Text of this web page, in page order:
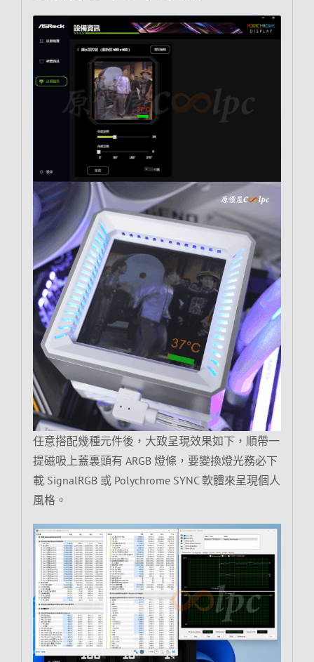
任意搭配幾種元件後，大致呈現效果如下，順帶一
提磁吸上蓋裏頭有 ARGB 燈條，要變換燈光務必下
載 SignalRGB 或 Polychrome SYNC 軟體來呈現個人
風格。